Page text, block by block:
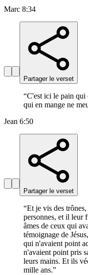
Marc 8:34
Partager le verset
“C'est ici le pain qui
qui en mange ne
Jean 6:50
Partager le verset
“Et je vis des
personnes, et il leur
âmes de ceux qui
témoignage de
qui n'avaient point
n'avaient point pris
leurs mains. Et ils
mille ans.”